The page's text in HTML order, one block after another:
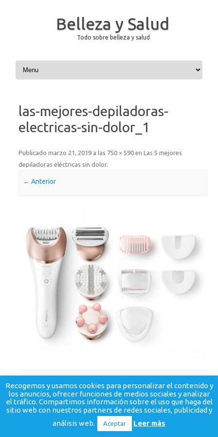
Belleza y Salud
Todo sobre belleza y salud
Saltar al contenido
las-mejores-depiladoras-
electricas-sin-dolor_1
Publicado marzo 21, 2019 a las 750 × 590 en Las 5 mejores
depiladoras eléctricas sin dolor.
← Anterior
© BellezaySalud. Política de privacidad- Contacto
Recogemos y usamos cookies para personalizar el contenido y
los anuncios, ofrecer funciones de medios sociales y analizar
el tráfico. Compartimos información sobre el uso que haga del
sitio web con nuestros partners de redes sociales, publicidad y
análisis web.
Aceptar Leer más